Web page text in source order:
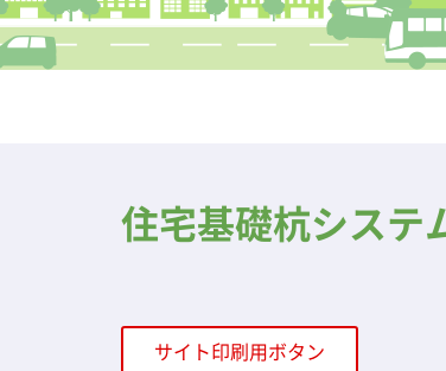
住宅基礎杭システ
サイト印刷用ボタン